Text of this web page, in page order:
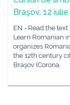
Braşov, 12
EN - Read the
Learn Romanian
organizes
the 12th century
Braşov (Corona,